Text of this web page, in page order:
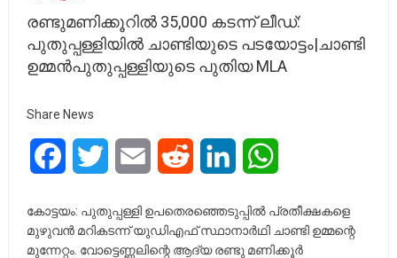
രണ്ടുമണിക്കൂറില്‍ 35,000 കടന്ന് ലീഡ്:
പുതുപ്പള്ളിയില്‍ ചാണ്ടിയുടെ പടയോട്ടം|ചാണ്ടി
ഉമ്മൻപുതുപ്പള്ളിയുടെ പുതിയ MLA
Share News
FacebookTwitter Email Reddit LinkedIn
കോട്ടയം: പുതുപ്പള്ളി ഉപതെരഞ്ഞെടുപ്പില്‍ പ്രതീക്ഷകളെ
മുഴുവന്‍ മറികടന്ന് യുഡിഎഫ് സ്ഥാനാര്‍ഥി ചാണ്ടി ഉമ്മന്റെ
മുന്നേറ്റം. വോട്ടെണ്ണലിന്റെ ആദ്യ രണ്ടു മണിക്കൂര്‍